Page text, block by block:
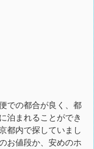
での都合が良く、都
泊まれることができ
都内で探していまし
お値段か、安めのホ